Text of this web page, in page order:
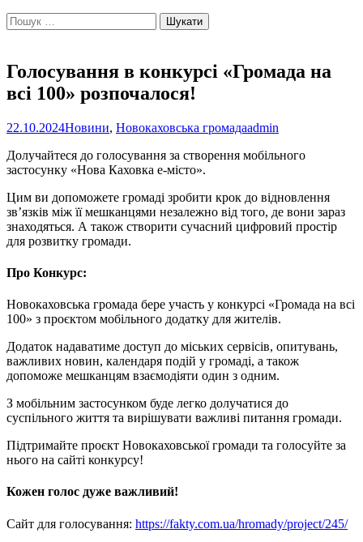
Пошук:
Голосування в конкурсі «Громада на
всі 100» розпочалося!
22.10.2024Новини, Новокаховська громадаadmin
Долучайтеся до голосування за створення мобільного
застосунку «Нова Каховка е-місто».
Цим ви допоможете громаді зробити крок до відновлення
зв’язків між її мешканцями незалежно від того, де вони зараз
знаходяться. А також створити сучасний цифровий простір
для розвитку громади.
Про Конкурс:
Новокаховська громада бере участь у конкурсі «Громада на всі
100» з проєктом мобільного додатку для жителів.
Додаток надаватиме доступ до міських сервісів, опитувань,
важливих новин, календаря подій у громаді, а також
допоможе мешканцям взаємодіяти один з одним.
З мобільним застосунком буде легко долучатися до
суспільного життя та вирішувати важливі питання громади.
Підтримайте проєкт Новокаховської громади та голосуйте за
нього на сайті конкурсу!
Кожен голос дуже важливий!
Сайт для голосування: https://fakty.com.ua/hromady/project/245/